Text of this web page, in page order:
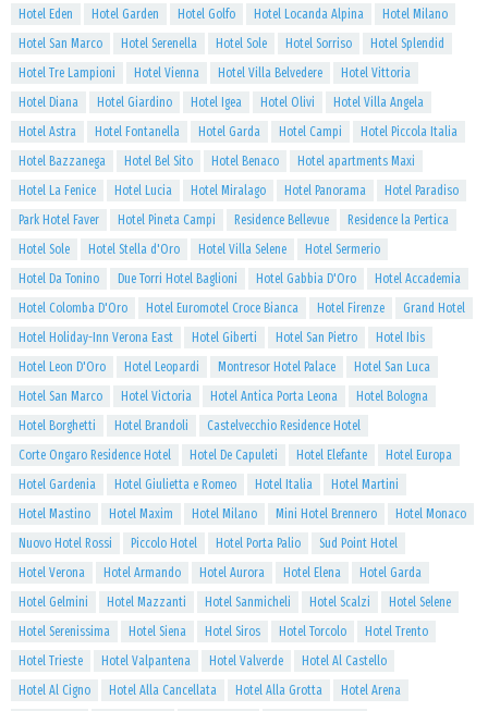
Hotel Eden
Hotel Garden Hotel Golfo Hotel Locanda Alpina
Hotel Milano
Hotel San Marco
Hotel Serenella Hotel Sole Hotel Sorriso
Hotel Splendid
Hotel Tre Lampioni
Hotel Vienna Hotel Villa Belvedere
Hotel Vittoria
Hotel Diana
Hotel Giardino Hotel Igea Hotel Olivi
Hotel Villa Angela
Hotel Astra
Hotel Fontanella Hotel Garda Hotel Campi
Hotel Piccola Italia
Hotel Bazzanega
Hotel Bel Sito Hotel Benaco
Hotel apartments Maxi
Hotel La Fenice
Hotel Lucia Hotel Miralago Hotel Panorama
Hotel Paradiso
Park Hotel Faver
Hotel Pineta Campi Residence Bellevue
Residence la Pertica
Hotel Sole
Hotel Stella d'Oro Hotel Villa Selene
Hotel Sermerio
Hotel Da Tonino
Due Torri Hotel Baglioni Hotel Gabbia D'Oro
Hotel Accademia
Hotel Colomba D'Oro
Hotel Euromotel Croce Bianca Hotel Firenze
Grand Hotel
Hotel Holiday-Inn Verona East
Hotel Giberti Hotel San Pietro
Hotel Ibis
Hotel Leon D'Oro
Hotel Leopardi Montresor Hotel Palace
Hotel San Luca
Hotel San Marco
Hotel Victoria Hotel Antica Porta Leona
Hotel Bologna
Hotel Borghetti
Hotel Brandoli
Castelvecchio Residence Hotel
Corte Ongaro Residence Hotel
Hotel De Capuleti Hotel Elefante
Hotel Europa
Hotel Gardenia
Hotel Giulietta e Romeo Hotel Italia
Hotel Martini
Hotel Mastino
Hotel Maxim Hotel Milano Mini Hotel Brennero
Hotel Monaco
Nuovo Hotel Rossi
Piccolo Hotel Hotel Porta Palio
Sud Point Hotel
Hotel Verona
Hotel Armando Hotel Aurora Hotel Elena
Hotel Garda
Hotel Gelmini
Hotel Mazzanti Hotel Sanmicheli Hotel Scalzi
Hotel Selene
Hotel Serenissima
Hotel Siena Hotel Siros Hotel Torcolo
Hotel Trento
Hotel Trieste
Hotel Valpantena Hotel Valverde
Hotel Al Castello
Hotel Al Cigno
Hotel Alla Cancellata Hotel Alla Grotta
Hotel Arena